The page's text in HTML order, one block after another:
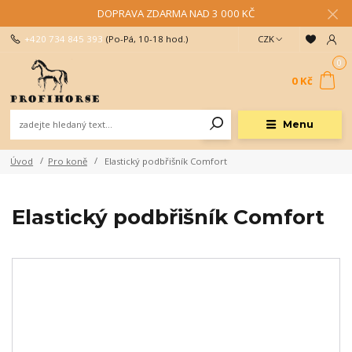
DOPRAVA ZDARMA NAD 3 000 KČ
Menu
CZK
+420 734 845 393 (Po-Pá, 10-18 hod.)
0
0 Kč
Úvod Pro koně Elastický podbřišník Comfort
Elastický podbřišník Comfort